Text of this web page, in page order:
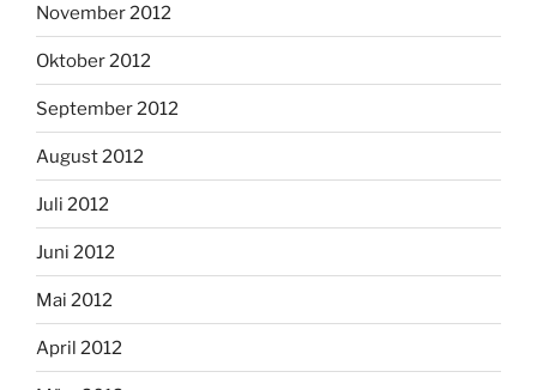
November 2012
Oktober 2012
September 2012
August 2012
Juli 2012
Juni 2012
Mai 2012
April 2012